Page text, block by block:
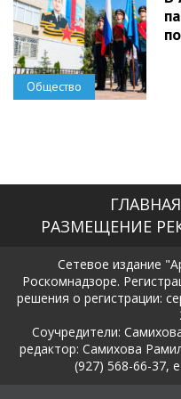
Общество
ГЛАВНАЯ
РАЗМЕЩЕНИЕ
Сетевое издание
Роскомнадзоре.
решения о регистрации:
Соучредители:
редактор: Самихова
(927) 568-66-37,